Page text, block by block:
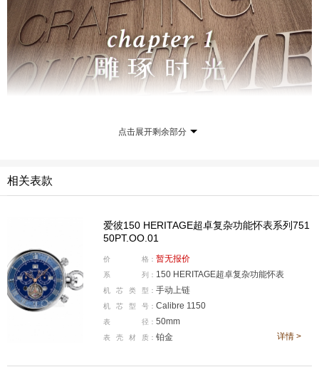
炎弹平：这次爱彼复杂功能时计鉴赏活动，共分成三个部
点击展开剩余部分
相关表款
爱彼150 HERITAGE超卓复杂功能怀表系列751
50PT.OO.01
价 格： 暂无报价
系 列： 150 HERITAGE超卓复杂功能怀表
机 芯 类 型： 手动上链
机 芯 型 号： Calibre 1150
表 径： 50mm
表 壳 材 质： 铂金 详情 >